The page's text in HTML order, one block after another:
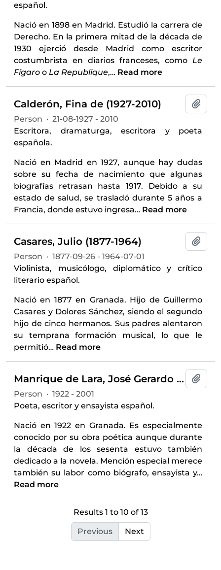
español.
Nació en 1898 en Madrid. Estudió la carrera de
Derecho. En la primera mitad de la década de
1930 ejerció desde Madrid como escritor
costumbrista en diarios franceses, como Le
Fígaro o La Republique,… Read more
Calderón, Fina de (1927-2010)
Person · 21-08-1927 - 2010
Escritora, dramaturga, escritora y poeta
española.
Nació en Madrid en 1927, aunque hay dudas
sobre su fecha de nacimiento que algunas
biografías retrasan hasta 1917. Debido a su
estado de salud, se trasladó durante 5 años a
Francia, donde estuvo ingresa… Read more
Casares, Julio (1877-1964)
Person · 1877-09-26 - 1964-07-01
Violinista, musicólogo, diplomático y crítico
literario español.
Nació en 1877 en Granada. Hijo de Guillermo
Casares y Dolores Sánchez, siendo el segundo
hijo de cinco hermanos. Sus padres alentaron
su temprana formación musical, lo que le
permitió… Read more
Manrique de Lara, José Gerardo (1922-2001)
Person · 1922 - 2001
Poeta, escritor y ensayista español.
Nació en 1922 en Granada. Es especialmente
conocido por su obra poética aunque durante
la década de los sesenta estuvo también
dedicado a la novela. Mención especial merece
también su labor como biógrafo, ensayista y…
Read more
Results 1 to 10 of 13
Previous Next